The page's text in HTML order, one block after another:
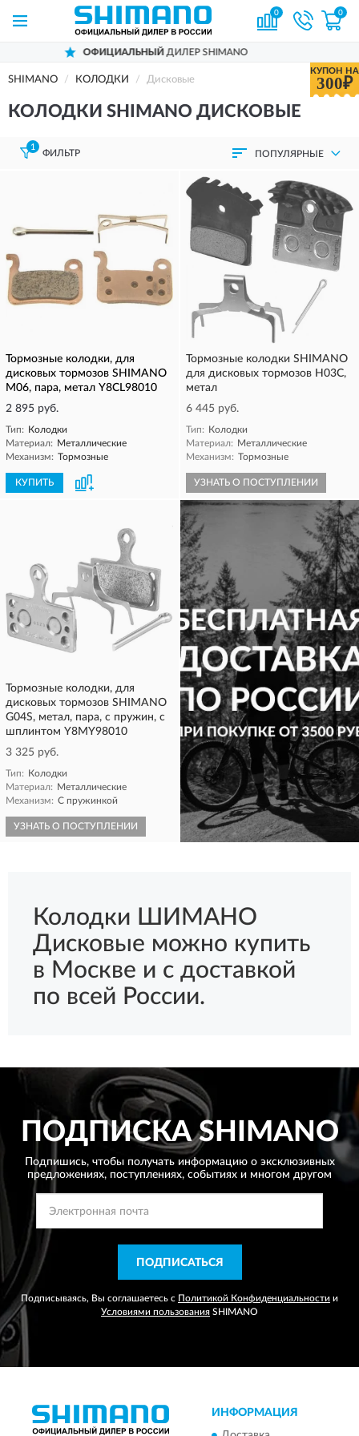
0 0
ОФИЦИАЛЬНЫЙДИЛЕР SHIMANO
КУПОН НА
300₽
SHIMANO КОЛОДКИ Дисковые
КОЛОДКИ SHIMANO ДИСКОВЫЕ
1
ФИЛЬТР ПОПУЛЯРНЫЕ
Тормозные колодки, для
дисковых тормозов SHIMANO
M06, пара, метал Y8CL98010
2 895 руб.
Тип: Колодки
Материал: Металлические
Механизм: Тормозные
КУПИТЬ
Тормозные колодки SHIMANO
для дисковых тормозов H03C,
метал
6 445 руб.
Тип: Колодки
Материал: Металлические
Механизм: Тормозные
УЗНАТЬ О ПОСТУПЛЕНИИ
Тормозные колодки, для
дисковых тормозов SHIMANO
G04S, метал, пара, с пружин, с
шплинтом Y8MY98010
3 325 руб.
Тип: Колодки
Материал: Металлические
Механизм: С пружинкой
УЗНАТЬ О ПОСТУПЛЕНИИ КУПИТЬ
Колодки ШИМАНО
Дисковые можно купить
в Москве и с доставкой
по всей России.
ПОДПИСКАSHIMANO
Подпишись, чтобы получать информацию о эксклюзивных
предложениях, поступлениях, событиях и многом другом
ПОДПИСАТЬСЯ
Подписываясь, Вы соглашаетесь с Политикой Конфиденциальности и
Условиями пользования SHIMANO
ИНФОРМАЦИЯ